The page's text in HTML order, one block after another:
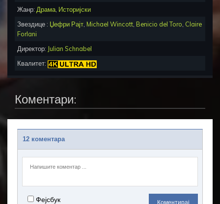
Жанр: Драма Историјски
Звездице : Џефри Рајт Michael Wincott Benicio del Toro Claire
Forlani
Директор: Julian Schnabel
Квалитет:
Коментари:
12 коментара
Фејсбук